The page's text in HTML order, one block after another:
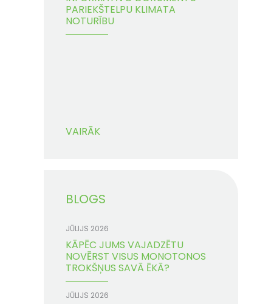
PARIEKŠTELPU KLIMATA
NOTURĪBU
VAIRĀK
BLOGS
JŪLIJS 2026
KĀPĒC JUMS VAJADZĒTU
NOVĒRST VISUS MONOTONOS
TROKŠŅUS SAVĀ ĒKĀ?
JŪLIJS 2026